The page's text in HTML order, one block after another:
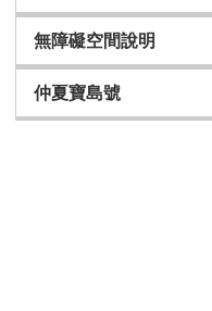
無障礙空間說明
仲夏寶島號